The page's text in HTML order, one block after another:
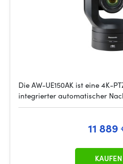
Die AW-UE150AK ist eine 4K-
integrierter automatischer
11 889
KAUFEN